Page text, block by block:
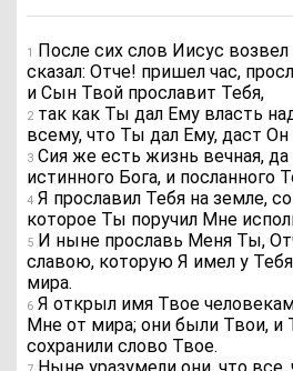
1 После сих слов Иисус
сказал: Отче! пришел час,
и Сын Твой прославит Тебя,
2так как Ты дал Ему власть
всему, что Ты дал Ему, даст
3 Сия же есть жизнь вечная,
истинного Бога, и посланного
4 Я прославил Тебя на земле,
которое Ты поручил Мне
5 И ныне прославь Меня Ты,
славою, которую Я имел у
мира.
6 Я открыл имя Твое
Мне от мира; они были Твои, и
сохранили слово Твое.